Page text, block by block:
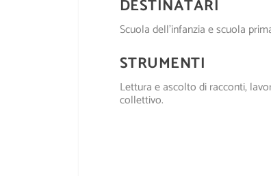
DESTINATARI
Scuola dell’infanzia e scuola
STRUMENTI
Lettura e ascolto di racconti,
collettivo.